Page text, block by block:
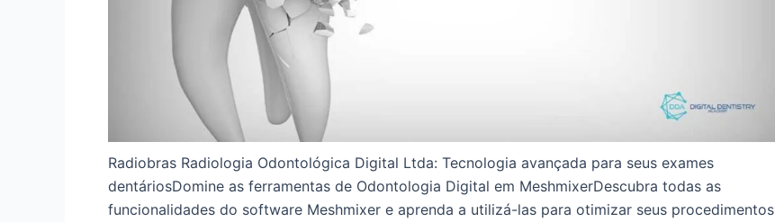
Radiobras Radiologia Odontológica Digital Ltda: Tecnologia avançada para seus exames
dentáriosDomine as ferramentas de Odontologia Digital em MeshmixerDescubra todas as
funcionalidades do software Meshmixer e aprenda a utilizá-las para otimizar seus procedimentos